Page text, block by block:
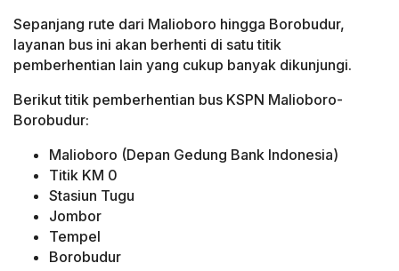
Sepanjang rute dari Malioboro hingga Borobudur,
layanan bus ini akan berhenti di satu titik
pemberhentian lain yang cukup banyak dikunjungi.
Berikut titik pemberhentian bus KSPN Malioboro-
Borobudur:
Malioboro (Depan Gedung Bank Indonesia)
Titik KM 0
Stasiun Tugu
Jombor
Tempel
Borobudur